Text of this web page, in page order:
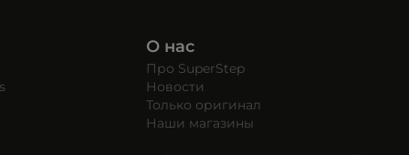
О нас
Про SuperStep
Новости
Только оригинал
Наши магазины